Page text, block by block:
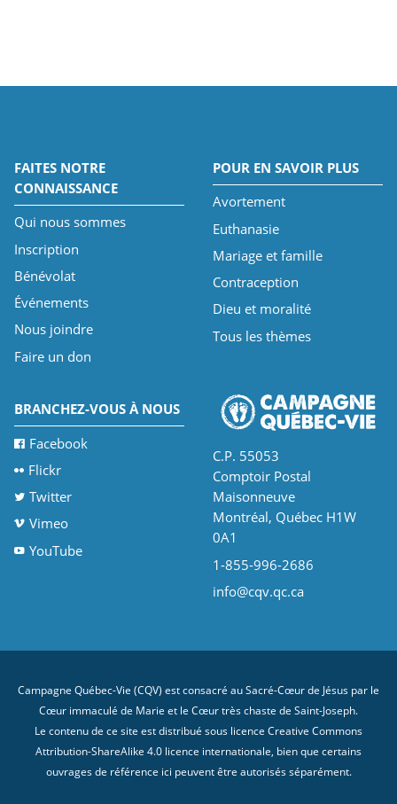
FAITES NOTRE
CONNAISSANCE
Qui nous sommes
Inscription
Bénévolat
Événements
Nous joindre
Faire un don
POUR EN SAVOIR PLUS
Avortement
Euthanasie
Mariage et famille
Contraception
Dieu et moralité
Tous les thèmes
BRANCHEZ-VOUS À NOUS
Facebook
Flickr
Twitter
Vimeo
YouTube
C.P. 55053
Comptoir Postal
Maisonneuve
Montréal, Québec H1W
0A1
1-855-996-2686
info@cqv.qc.ca
Campagne Québec-Vie (CQV) est consacré au Sacré-Cœur de Jésus par le
Cœur immaculé de Marie et le Cœur très chaste de Saint-Joseph.
Le contenu de ce site est distribué sous licence Creative Commons
Attribution-ShareAlike 4.0 licence internationale, bien que certains
ouvrages de référence ici peuvent être autorisés séparément.